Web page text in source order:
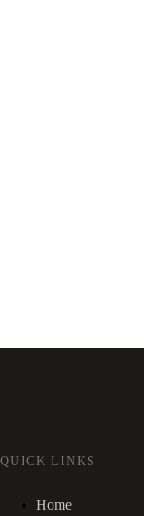
QUICK LINKS
Home